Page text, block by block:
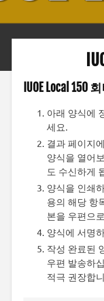
IUOE Local 150
아래 양식에
세요.
결과 페이지
양식을 열어
도 수신하게
양식을 인쇄
용의 해당 항
본을 우편으
양식에 서명
작성 완료된
우편 발송하
적극 권장합